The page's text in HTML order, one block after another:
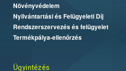
Növényvédelem
Nyilvántartási és Felügyeleti Díj
Rendszerszervezés és felügyelet
Termékpálya-ellenőrzés
Ügyintézés